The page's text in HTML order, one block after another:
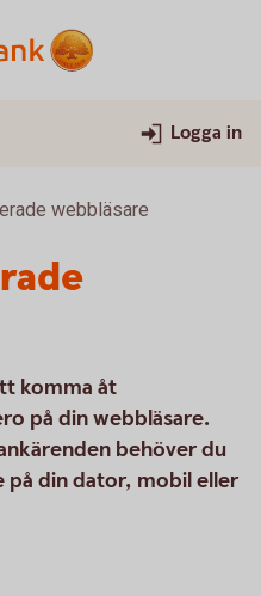
Logga in
webbläsare
komma åt
på din webbläsare.
behöver du
på din dator, mobil eller